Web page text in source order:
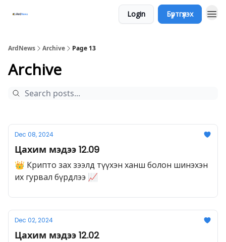
Login Бүртгүүлэх
ArdNews Archive Page 13
Archive
Dec 08, 2024
Цахим мэдээ 12.09
👑 Крипто зах зээлд түүхэн ханш болон шинэхэн
их гурвал бүрдлээ 📈
Dec 02, 2024
Цахим мэдээ 12.02